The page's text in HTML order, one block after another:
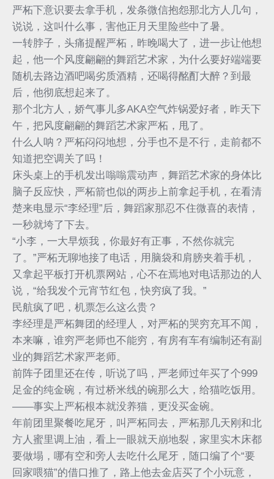
严柘下意识要去拿手机，发条微信抱怨那北方人几句，
说说，这叫什么事，害他正月天里险些中了暑。
一转脖子，头痛提醒严柘，昨晚喝大了，进一步让他想
起，他一个风度翩翩的舞蹈艺术家，为什么要好端端要
随机去路边酒吧喝劣质酒精，还喝得酩酊大醉？到最
后，他彻底想起来了。
那个北方人，娇气事儿多AKA空气炸锅爱好者，昨天下
午，把风度翩翩的舞蹈艺术家严柘，甩了。
什么人呐？严柘闷闷地想，分手也不是不行，走前都不
知道把空调关了吗！
床头桌上的手机发出嗡嗡震动声，舞蹈艺术家的身体比
脑子反应快，严柘箭也似的两步上前拿起手机，在看清
楚来电显示“李经理”后，舞蹈家那忍不住微喜的表情，
一秒就垮了下去。
“小李，一大早烦我，你最好有正事，不然你就完
了。”严柘无聊地接了电话，用脑袋和肩膀夹着手机，
又拿起平板打开机票网站，心不在焉地对电话那边的人
说，“给我发个元宵节红包，快穷疯了我。”
民航疯了吧，机票怎么这么贵？
李经理是严柘舞团的经理人，对严柘的哭穷充耳不闻，
本来嘛，谁穷严老师也不能穷，有房有车有编制还有副
业的舞蹈艺术家严老师。
前阵子团里还在传，听说了吗，严老师过年买了个999
足金的纯金碗，有过桥米线的碗那么大，给猫吃饭用。
——事实上严柘根本就没养猫，更没买金碗。
年前团里聚餐吃尾牙，叫严柘同去，严柘那几天刚和北
方人蜜里调上油，看上一眼就天崩地裂，家里实木床都
要做塌，哪有空和旁人去吃什么尾牙，随口编了个“要
回家喂猫”的借口推了，路上他去金店买了个小玩意，